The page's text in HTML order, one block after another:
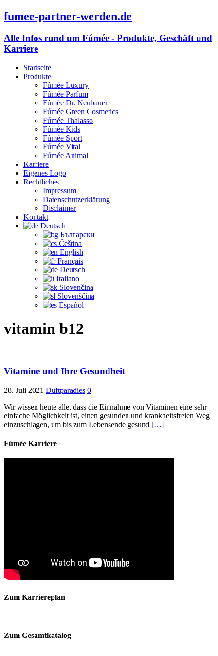
fumee-partner-werden.de
Alle Infos rund um Fúmée - Produkte, Geschäft und
Karriere
Startseite
Produkte
Fúmée Luxury
Fúmée Parfum
Fúmée Dr. Neubauer
Fúmée Green Cosmetics
Fúmée Thalasso
Fúmée Kids
Fúmée Sport
Fúmée Vital
Fúmée Animal
Karriere
Eigenes Logo
Rechtliches
Impressum
Datenschutzerklärung
Disclaimer
Kontakt
Deutsch
Български
Čeština‎
English
Français
Deutsch
Italiano
Slovenčina
Slovenščina
Español
vitamin b12
Vitamine und Ihre Gesundheit
28. Juli 2021 Duftparadies 0
Wir wissen heute alle, dass die Einnahme von Vitaminen eine sehr
einfache Möglichkeit ist, einen gesunden und krankheitsfreien Weg
einzuschlagen, um bis zum Lebensende gesund […]
Fúmée Karriere
Zum Karriereplan
Zum Gesamtkatalog